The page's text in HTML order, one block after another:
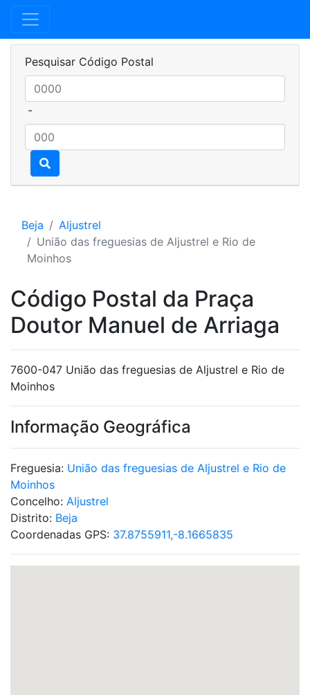
Pesquisar Código Postal
-
Beja
Aljustrel
União das freguesias de Aljustrel e Rio de
Moinhos
Código Postal da Praça
Doutor Manuel de Arriaga
7600-047 União das freguesias de Aljustrel e Rio de
Moinhos
Informação Geográfica
Freguesia: União das freguesias de Aljustrel e Rio de
Moinhos
Concelho: Aljustrel
Distrito: Beja
Coordenadas GPS: 37.8755911,-8.1665835